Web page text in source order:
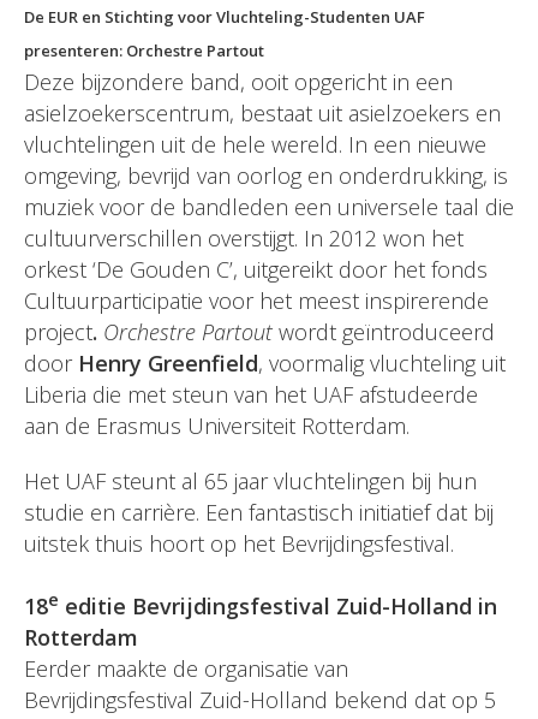
De EUR en Stichting voor Vluchteling-Studenten UAF
presenteren: Orchestre Partout
Deze bijzondere band, ooit opgericht in een
asielzoekerscentrum, bestaat uit asielzoekers en
vluchtelingen uit de hele wereld. In een nieuwe
omgeving, bevrijd van oorlog en onderdrukking, is
muziek voor de bandleden een universele taal die
cultuurverschillen overstijgt. In 2012 won het
orkest ‘De Gouden C’, uitgereikt door het fonds
Cultuurparticipatie voor het meest inspirerende
project. Orchestre Partout wordt geïntroduceerd
door Henry Greenfield, voormalig vluchteling uit
Liberia die met steun van het UAF afstudeerde
aan de Erasmus Universiteit Rotterdam.
Het UAF steunt al 65 jaar vluchtelingen bij hun
studie en carrière. Een fantastisch initiatief dat bij
uitstek thuis hoort op het Bevrijdingsfestival.
18e editie Bevrijdingsfestival Zuid-Holland in
Rotterdam
Eerder maakte de organisatie van
Bevrijdingsfestival Zuid-Holland bekend dat op 5